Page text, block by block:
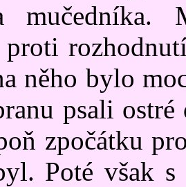
něho bylo
psali
zpočátku
Poté však s